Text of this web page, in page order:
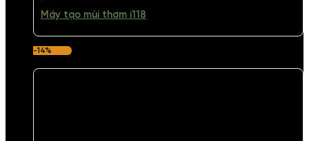
Máy tạo mùi thơm i118
-14%